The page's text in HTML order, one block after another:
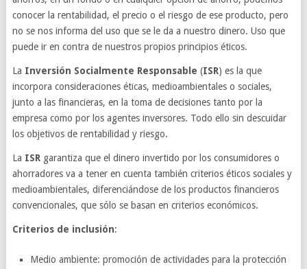
conocer la rentabilidad, el precio o el riesgo de ese producto, pero
no se nos informa del uso que se le da a nuestro dinero. Uso que
puede ir en contra de nuestros propios principios éticos.
La Inversión Socialmente Responsable (ISR) es la que
incorpora consideraciones éticas, medioambientales o sociales,
junto a las financieras, en la toma de decisiones tanto por la
empresa como por los agentes inversores. Todo ello sin descuidar
los objetivos de rentabilidad y riesgo.
La ISRgarantiza que el dinero invertido por los consumidores o
ahorradores va a tener en cuenta también criterios éticos sociales y
medioambientales, diferenciándose de los productos financieros
convencionales, que sólo se basan en criterios económicos.
Criterios de inclusión:
Medio ambiente: promoción de actividades para la protección